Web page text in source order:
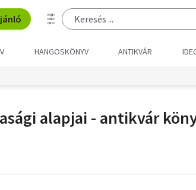
HANGOSKÖNYV ANTIKVÁR
alapjai - antikvár